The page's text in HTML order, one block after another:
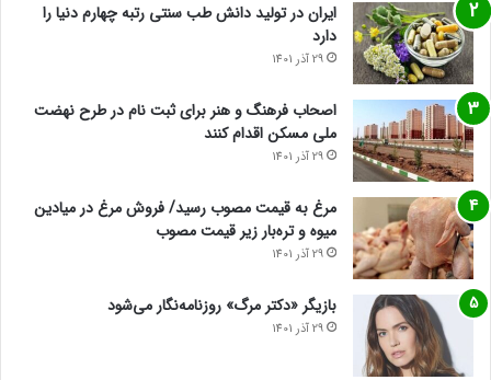
ایران در تولید دانش طب سنتی رتبه چهارم دنیا را
دارد
29 آذر 1401
اصحاب فرهنگ و هنر برای ثبت نام در طرح نهضت
ملی مسکن اقدام کنند
29 آذر 1401
مرغ به قیمت مصوب رسید/ فروش مرغ در میادین
میوه و تره‌بار زیر قیمت مصوب
29 آذر 1401
بازیگر «دکتر مرگ» روزنامه‌نگار می‌شود
29 آذر 1401